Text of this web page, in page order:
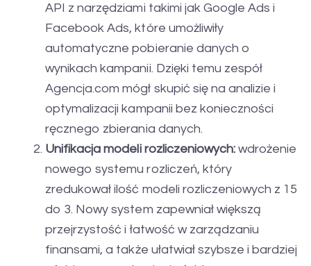
API z narzędziami takimi jak Google Ads i
Facebook Ads, które umożliwiły
automatyczne pobieranie danych o
wynikach kampanii. Dzięki temu zespół
Agencja.com mógł skupić się na analizie i
optymalizacji kampanii bez konieczności
ręcznego zbierania danych.
Unifikacja modeli rozliczeniowych: wdrożenie
nowego systemu rozliczeń, który
zredukował ilość modeli rozliczeniowych z 15
do 3. Nowy system zapewniał większą
przejrzystość i łatwość w zarządzaniu
finansami, a także ułatwiał szybsze i bardziej